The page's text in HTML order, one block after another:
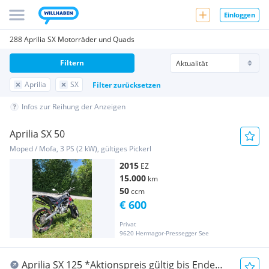
Einloggen
288 Aprilia SX Motorräder und Quads
Aprilia SX Filter zurücksetzen
Filtern
Infos zur Reihung der Anzeigen
Aprilia SX 50
Moped / Mofa, 3 PS (2 kW), gültiges Pickerl
2015 EZ
15.000 km
50ccm
Privat
9620 Hermagor-Pressegger See
€ 600
Aprilia SX 125 *Aktionspreis gültig bis Ende